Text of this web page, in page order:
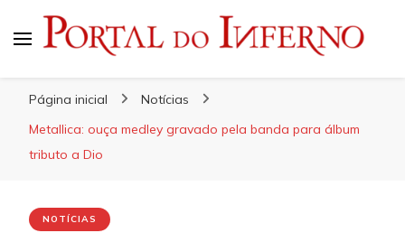
Página inicial
Notícias
Metallica: ouça medley gravado pela banda para álbum
tributo a Dio
NOTÍCIAS